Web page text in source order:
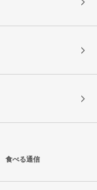
食べる通信